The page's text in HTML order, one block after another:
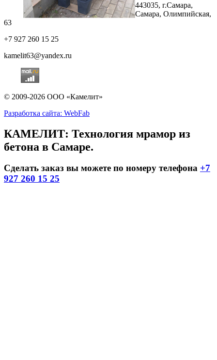
443035, г.Самара,
Самара, Олимпийская,
63
+7 927 260 15 25
kamelit63@yandex.ru
© 2009-2026 ООО «Камелит»
Разработка сайта: WebFab
КАМЕЛИТ: Технология мрамор из
бетона в Самаре.
Сделать заказ вы можете по номеру телефона +7
927 260 15 25